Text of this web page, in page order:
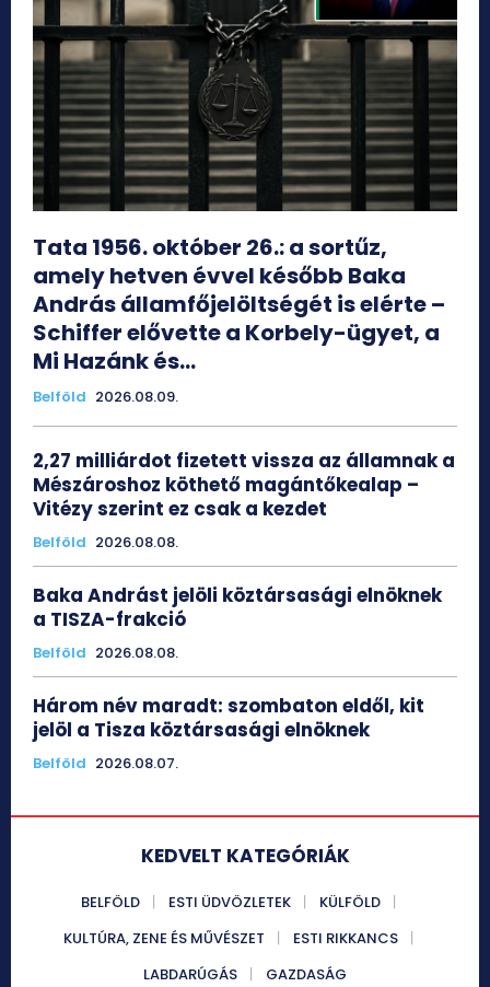
Tata 1956. október 26.: a sortűz,
amely hetven évvel később Baka
András államfőjelöltségét is elérte –
Schiffer elővette a Korbely-ügyet, a
Mi Hazánk és...
Belföld 2026.08.09.
2,27 milliárdot fizetett vissza az államnak a
Mészároshoz köthető magántőkealap –
Vitézy szerint ez csak a kezdet
Belföld 2026.08.08.
Baka Andrást jelöli köztársasági elnöknek
a TISZA-frakció
Belföld 2026.08.08.
Három név maradt: szombaton eldől, kit
jelöl a Tisza köztársasági elnöknek
Belföld 2026.08.07.
KEDVELT KATEGÓRIÁK
BELFÖLD ESTI ÜDVÖZLETEK
KÜLFÖLD
KULTÚRA, ZENE ÉS MŰVÉSZET
ESTI RIKKANCS
LABDARÚGÁS
GAZDASÁG